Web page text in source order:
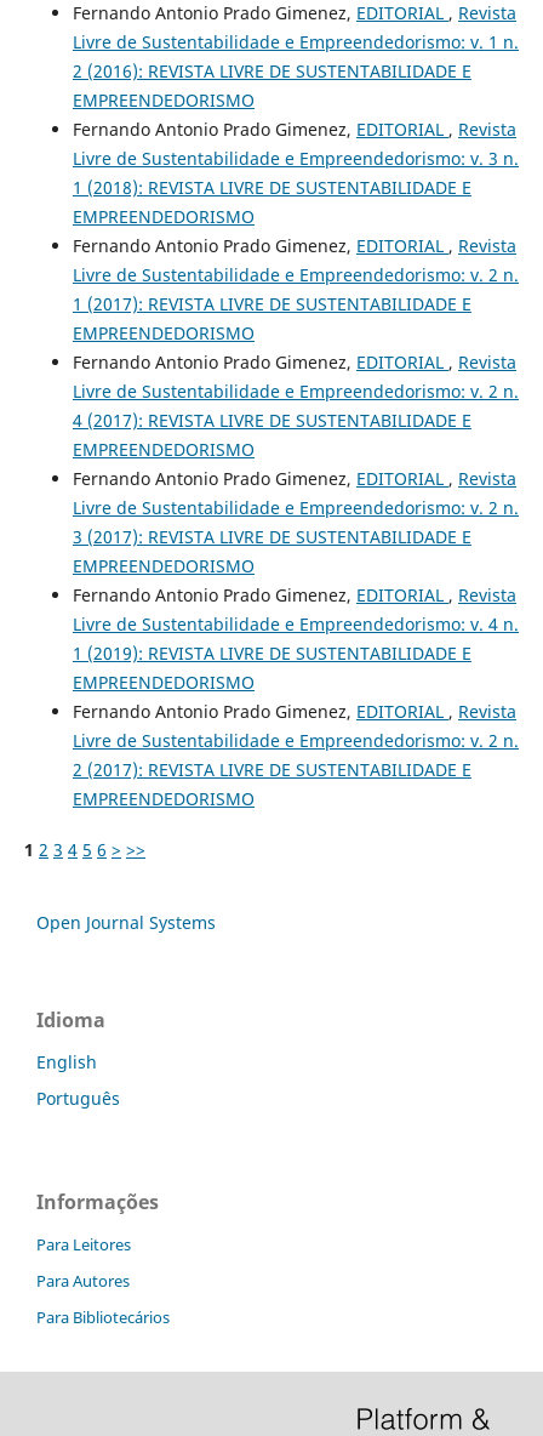
Fernando Antonio Prado Gimenez, EDITORIAL , Revista
Livre de Sustentabilidade e Empreendedorismo: v. 1 n.
2 (2016): REVISTA LIVRE DE SUSTENTABILIDADE E
EMPREENDEDORISMO
Fernando Antonio Prado Gimenez, EDITORIAL , Revista
Livre de Sustentabilidade e Empreendedorismo: v. 3 n.
1 (2018): REVISTA LIVRE DE SUSTENTABILIDADE E
EMPREENDEDORISMO
Fernando Antonio Prado Gimenez, EDITORIAL , Revista
Livre de Sustentabilidade e Empreendedorismo: v. 2 n.
1 (2017): REVISTA LIVRE DE SUSTENTABILIDADE E
EMPREENDEDORISMO
Fernando Antonio Prado Gimenez, EDITORIAL , Revista
Livre de Sustentabilidade e Empreendedorismo: v. 2 n.
4 (2017): REVISTA LIVRE DE SUSTENTABILIDADE E
EMPREENDEDORISMO
Fernando Antonio Prado Gimenez, EDITORIAL , Revista
Livre de Sustentabilidade e Empreendedorismo: v. 2 n.
3 (2017): REVISTA LIVRE DE SUSTENTABILIDADE E
EMPREENDEDORISMO
Fernando Antonio Prado Gimenez, EDITORIAL , Revista
Livre de Sustentabilidade e Empreendedorismo: v. 4 n.
1 (2019): REVISTA LIVRE DE SUSTENTABILIDADE E
EMPREENDEDORISMO
Fernando Antonio Prado Gimenez, EDITORIAL , Revista
Livre de Sustentabilidade e Empreendedorismo: v. 2 n.
2 (2017): REVISTA LIVRE DE SUSTENTABILIDADE E
EMPREENDEDORISMO
1 2 3 4 5 6 > >>
Open Journal Systems
Idioma
English
Português
Informações
Para Leitores
Para Autores
Para Bibliotecários